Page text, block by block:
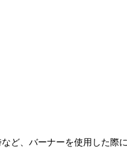
ど、バーナーを使用した際